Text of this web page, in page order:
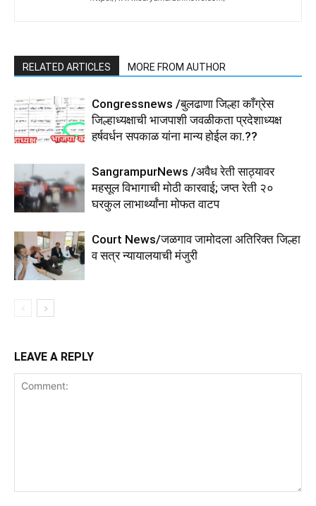
RELATED ARTICLES MORE FROM AUTHOR
Congressnews /बुलढाणा जिल्हा कॉंग्रेस
जिल्हाध्यक्षाची भाजपाशी जवळीकता प्रदेशाध्यक्ष
हर्षवर्धन सपकाळ यांना मान्य होईल का.??
SangrampurNews /अवैध रेती साठ्यावर
महसूल विभागाची मोठी कारवाई; जप्त रेती २०
घरकुल लाभार्थ्यांना मोफत वाटप
Court News/जळगाव जामोदला अतिरिक्त जिल्हा
व सत्र न्यायालयाची मंजुरी
LEAVE A REPLY